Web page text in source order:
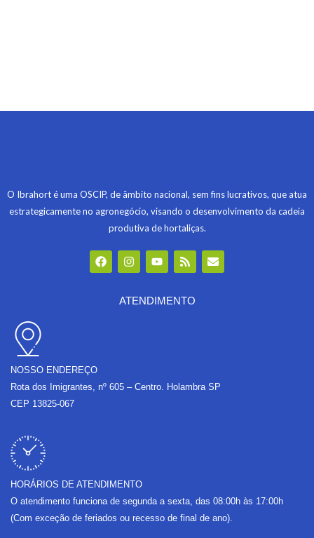
O Ibrahort é uma OSCIP, de âmbito nacional, sem fins lucrativos, que atua
estrategicamente no agronegócio, visando o desenvolvimento da cadeia
produtiva de hortaliças.
F
a
c
I
n
s
a
Y
o
u
u
R
s
s
E
n
v
ATENDIMENTO
NOSSO ENDEREÇO
Rota dos Imigrantes, nº 605 – Centro. Holambra SP
CEP 13825-067
HORÁRIOS DE ATENDIMENTO
O atendimento funciona de segunda a sexta, das 08:00h às 17:00h
(Com exceção de feriados ou recesso de final de ano).